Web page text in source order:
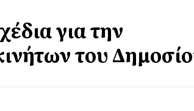
για την
του